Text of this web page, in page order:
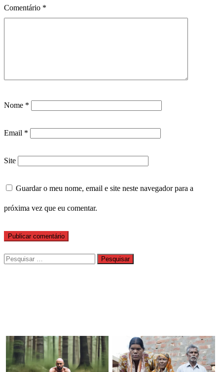
Comentário *
Nome *
Email *
Site
Guardar o meu nome, email e site neste navegador para a
próxima vez que eu comentar.
Pesquisar
por: